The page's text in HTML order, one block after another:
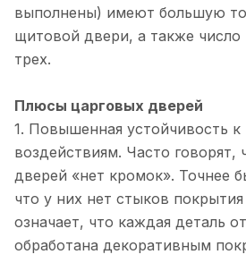
выполнены) имеют большую
щитовой двери, а также число
трех.
Плюсы царговых дверей
1. Повышенная устойчивость
воздействиям. Часто говорят,
дверей «нет кромок». Точнее
что у них нет стыков
означает, что каждая деталь
обработана декоративным